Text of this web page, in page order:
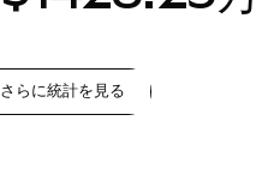
さらに統計を見る